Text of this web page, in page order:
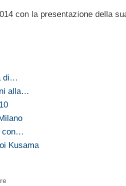
con la presentazione della
di…
alla…
con…
Kusama